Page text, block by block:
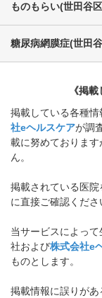
ものもらい(世田谷区
糖尿病網膜症(世田
《掲
掲載している各種
社eヘルスケアが調
載に努めておりま
ん。
掲載されている医
に直接ご確認くださ
当サービスによっ
社および株式会社e
ものとします。
掲載情報に誤りがあ